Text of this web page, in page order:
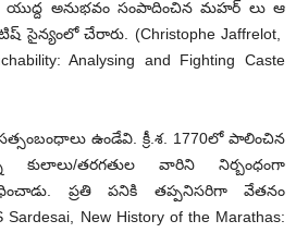
యుద్ద అనుభవం సంపాదించిన మహర్ లు ఆ
చేరారు. (Christophe Jaffrelot,
Analysing and Fighting Caste
ఉండేవి. క్రీ.శ. 1770లో పాలించిన
తరగతుల వారిని నిర్బంధంగా
ప్రతి పనికి తప్పనిసరిగా వేతనం
New History of the Marathas: